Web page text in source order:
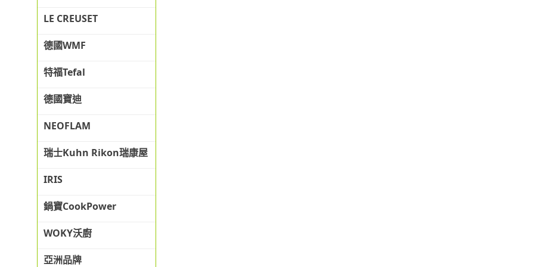
LE CREUSET
德國WMF
特福Tefal
德國寶迪
NEOFLAM
瑞士Kuhn Rikon瑞康屋
IRIS
鍋寶CookPower
WOKY沃廚
亞洲品牌